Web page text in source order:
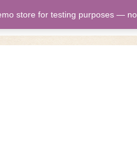
store for testing purposes —